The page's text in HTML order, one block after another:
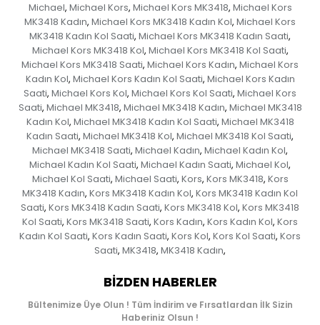
Michael, Michael Kors, Michael Kors MK3418, Michael Kors
MK3418 Kadın, Michael Kors MK3418 Kadın Kol, Michael Kors
MK3418 Kadın Kol Saati, Michael Kors MK3418 Kadın Saati,
Michael Kors MK3418 Kol, Michael Kors MK3418 Kol Saati,
Michael Kors MK3418 Saati, Michael Kors Kadın, Michael Kors
Kadın Kol, Michael Kors Kadın Kol Saati, Michael Kors Kadın
Saati, Michael Kors Kol, Michael Kors Kol Saati, Michael Kors
Saati, Michael MK3418, Michael MK3418 Kadın, Michael MK3418
Kadın Kol, Michael MK3418 Kadın Kol Saati, Michael MK3418
Kadın Saati, Michael MK3418 Kol, Michael MK3418 Kol Saati,
Michael MK3418 Saati, Michael Kadın, Michael Kadın Kol,
Michael Kadın Kol Saati, Michael Kadın Saati, Michael Kol,
Michael Kol Saati, Michael Saati, Kors, Kors MK3418, Kors
MK3418 Kadın, Kors MK3418 Kadın Kol, Kors MK3418 Kadın Kol
Saati, Kors MK3418 Kadın Saati, Kors MK3418 Kol, Kors MK3418
Kol Saati, Kors MK3418 Saati, Kors Kadın, Kors Kadın Kol, Kors
Kadın Kol Saati, Kors Kadın Saati, Kors Kol, Kors Kol Saati, Kors
Saati, MK3418, MK3418 Kadın,
BIZDEN HABERLER
Bültenimize Üye Olun ! Tüm İndirim ve Fırsatlardan İlk Sizin
Haberiniz Olsun !